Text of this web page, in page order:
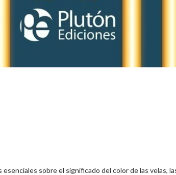
sobre el significado del color de las velas,